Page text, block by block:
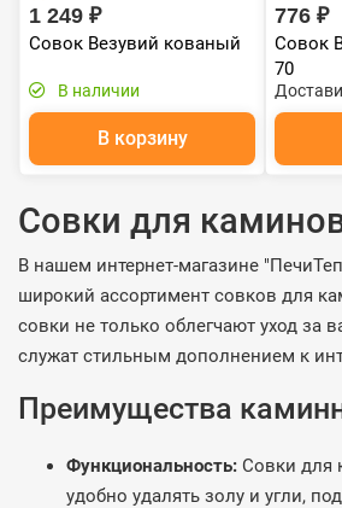
1 249 ₽
Совок Везувий кованый
В наличии
В корзину
776 ₽
Совок
70
Совки для
В нашем интернет-магазине
широкий ассортимент совков для
совки не только облегчают уход за
служат стильным дополнением к
Преимущества
Функциональность: Совки для
удобно удалять золу и угли,